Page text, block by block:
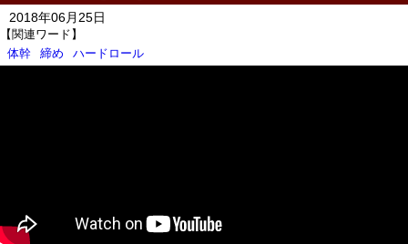
【関連ワード】
体幹
締め ハードロール
2018年06月25日